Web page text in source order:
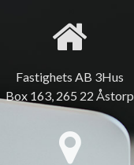
Fastighets AB 3Hus
Box 163, 265 22 Åstorp